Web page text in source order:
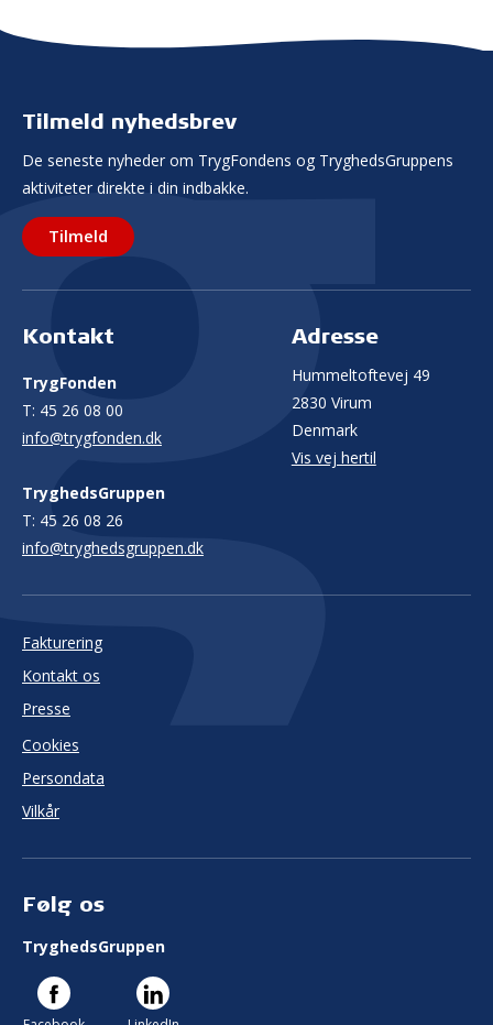
Tilmeld nyhedsbrev
De seneste nyheder om TrygFondens og TryghedsGruppens
aktiviteter direkte i din indbakke.
Tilmeld
Kontakt
TrygFonden
T: 45 26 08 00
info@trygfonden.dk
TryghedsGruppen
T: 45 26 08 26
info@tryghedsgruppen.dk
Adresse
Hummeltoftevej 49
2830 Virum
Denmark
Vis vej hertil
Fakturering
Kontakt os
Presse
Cookies
Persondata
Vilkår
Følg os
TryghedsGruppen